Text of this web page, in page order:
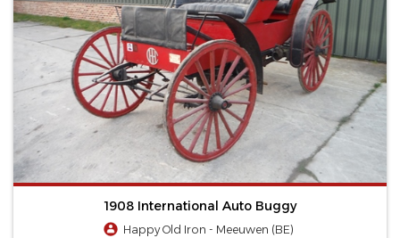
1908 International Auto Buggy
Happy Old Iron - Meeuwen (BE)